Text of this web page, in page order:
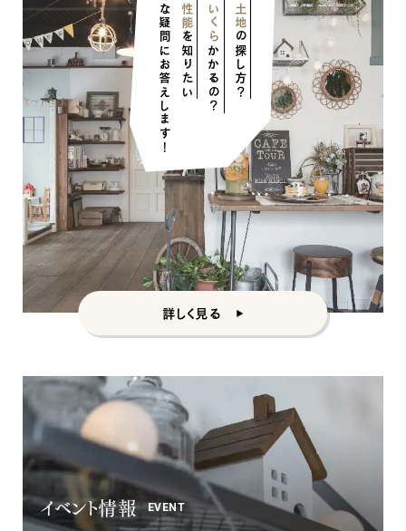
ナチュラル
ナチュラル
カントリー
ヴィンテージ
を知りたい
いくら
かかるの？
土地
の探し方？
そんな疑問にお答えします！
詳しく見る
イベント情報 EVENT